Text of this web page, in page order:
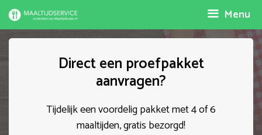
Spring
naar
inhoud
Menu
Direct een proefpakket
aanvragen?
Tijdelijk een voordelig pakket met 4 of 6
maaltijden, gratis bezorgd!